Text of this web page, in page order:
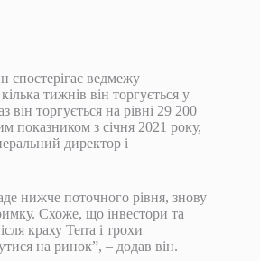
спостерігає ведмежу
тижнів він торгується у
він торгується на рівні 29 200
показником з січня 2021 року,
директор і
нижче поточного рівня, знову
Схоже, що інвестори та
краху Terra і трохи
на ринок”, – додав він.